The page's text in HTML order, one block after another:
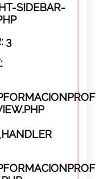
SIDEBAR-
3